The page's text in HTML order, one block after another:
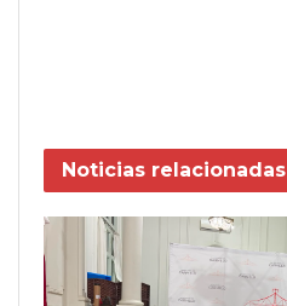
Noticias relacionadas